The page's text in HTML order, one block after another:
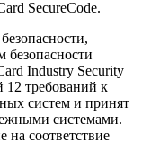
SecureCode.
безопасности
Industry Security
12 требований к
систем и принят
системами.
на соответствие